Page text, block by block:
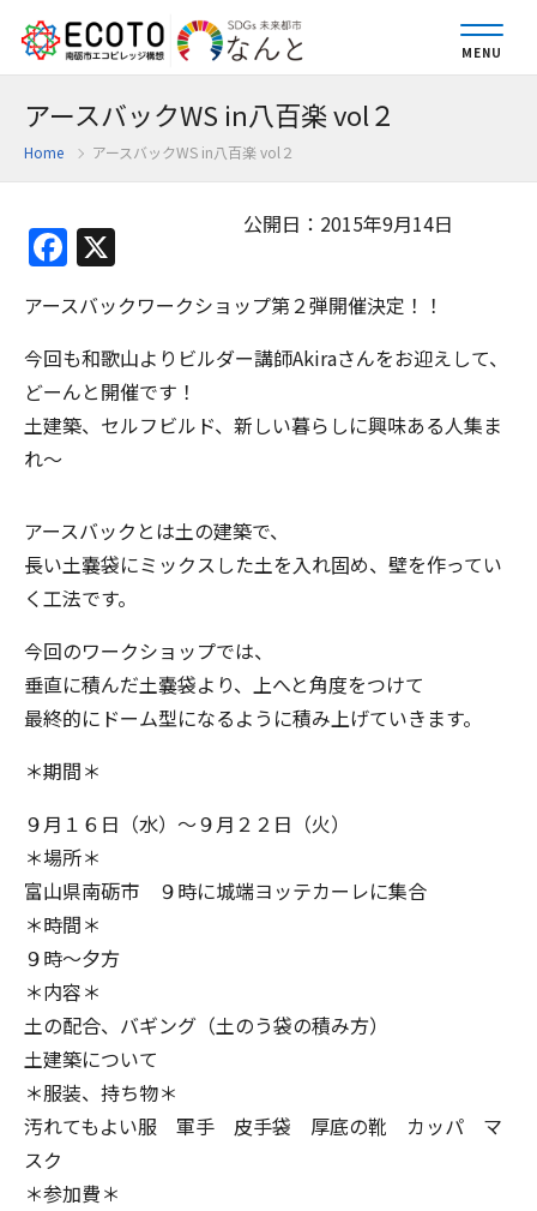
MENU
アースバックWS in八百楽 vol２
Home アースバックWS in八百楽 vol２
公開日：2015年9月14日
Facebook
アースバックワークショップ第２弾開催決定！！
今回も和歌山よりビルダー講師Akiraさんをお迎えして、
どーんと開催です！
土建築、セルフビルド、新しい暮らしに興味ある人集ま
れ〜
アースバックとは土の建築で、
長い土嚢袋にミックスした土を入れ固め、壁を作ってい
く工法です。
今回のワークショップでは、
垂直に積んだ土嚢袋より、上へと角度をつけて
最終的にドーム型になるように積み上げていきます。
＊期間＊
９月１６日（水）〜９月２２日（火）
＊場所＊
富山県南砺市 ９時に城端ヨッテカーレに集合
＊時間＊
９時〜夕方
＊内容＊
土の配合、バギング（土のう袋の積み方）
土建築について
＊服装、持ち物＊
汚れてもよい服 軍手 皮手袋 厚底の靴 カッパ マ
スク
＊参加費＊